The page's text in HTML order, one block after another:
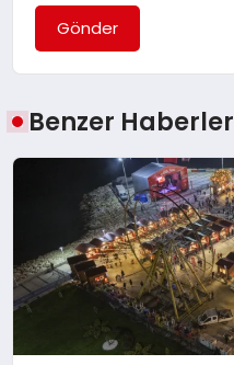
Gönder
Benzer Haberler